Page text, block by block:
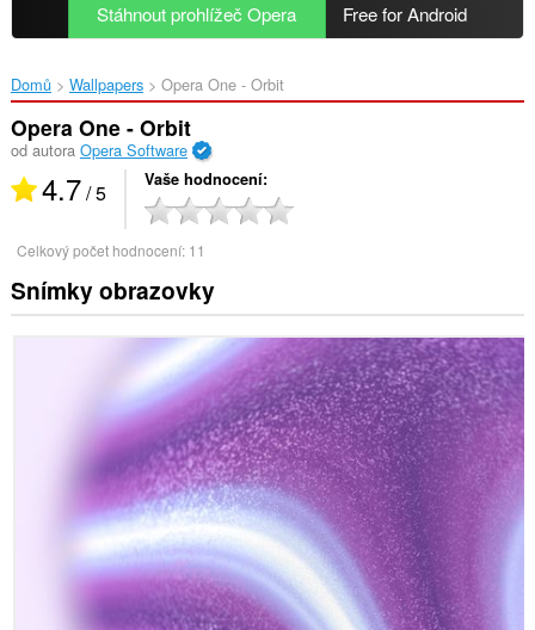
Stáhnout prohlížeč Opera Free for Android
Domů Wallpapers Opera One - Orbit‎
Opera One - Orbit
od autora Opera Software
4.7/ 5 Vaše hodnocení
Celkový počet hodnocení: 11
Snímky obrazovky